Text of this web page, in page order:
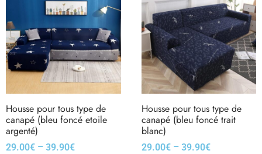
Housse pour tous type de
canapé (bleu foncé etoile
argenté)
29.00€ – 39.90€
Housse pour tous type de
canapé (bleu foncé trait
blanc)
29.00€– 39.90€